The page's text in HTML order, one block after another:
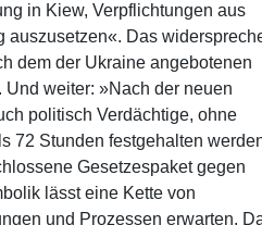
in Kiew, Verpflichtungen aus
auszusetzen«. Das
dem der Ukraine angebotenen
weiter: »Nach der neuen
politisch Verdächtige, ohne
72 Stunden festgehalten
Gesetzespaket gegen
lässt eine Kette von
und Prozessen erwarten.